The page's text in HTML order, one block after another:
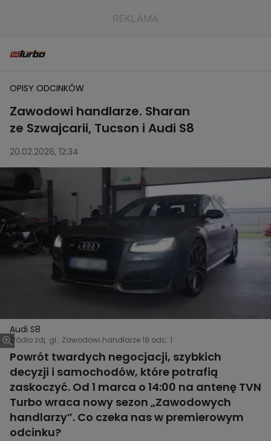
OPISY ODCINKÓW
Zawodowi handlarze. Sharan
ze Szwajcarii, Tucson i Audi S8
20.02.2026, 12:34
Audi S8
Źródło zdj. gł.: Zawodowi handlarze 19 odc. 1
Powrót twardych negocjacji, szybkich
decyzji i samochodów, które potrafią
zaskoczyć. Od 1 marca o 14:00 na antenę TVN
Turbo wraca nowy sezon „Zawodowych
handlarzy”. Co czeka nas w premierowym
odcinku?